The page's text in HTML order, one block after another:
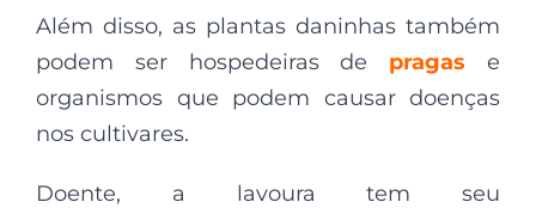
Além disso, as plantas daninhas também
podem ser hospedeiras de pragas
e
organismos que podem causar doenças
nos cultivares.
Doente, a lavoura tem seu